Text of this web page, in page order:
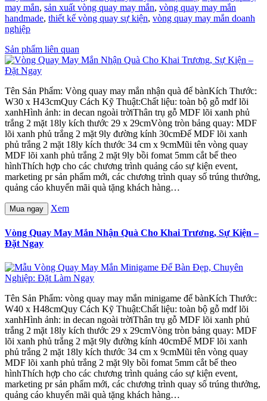
may mắn, sản xuất vòng quay may mắn, vòng quay may mắn
handmade, thiết kế vòng quay sự kiện, vòng quay may mắn doanh
nghiệp
Sản phẩm liên quan
Tên Sản Phẩm: Vòng quay may mắn nhận quà để bànKích Thước:
W30 x H43cmQuy Cách Kỹ Thuật:Chất liệu: toàn bộ gỗ mdf lõi
xanhHình ảnh: in decan ngoài trờiThân trụ gỗ MDF lõi xanh phủ
trắng 2 mặt 18ly kích thước 29 x 29cmVòng tròn bảng quay: MDF
lõi xanh phủ trắng 2 mặt 9ly đường kính 30cmĐế MDF lõi xanh
phủ trắng 2 mặt 18ly kích thước 34 cm x 9cmMũi tên vòng quay
MDF lõi xanh phủ trắng 2 mặt 9ly bồi fomat 5mm cắt bế theo
hìnhThích hợp cho các chương trình quảng cáo sự kiện event,
marketing pr sản phẩm mới, các chương trình quay số trúng thưởng,
quảng cáo khuyến mãi quà tặng khách hàng…
Mua ngay Xem
Vòng Quay May Mắn Nhận Quà Cho Khai Trương, Sự Kiện –
Đặt Ngay
Tên Sản Phẩm: vòng quay may mắn minigame để bànKích Thước:
W40 x H48cmQuy Cách Kỹ Thuật:Chất liệu: toàn bộ gỗ mdf lõi
xanhHình ảnh: in decan ngoài trờiThân trụ gỗ MDF lõi xanh phủ
trắng 2 mặt 18ly kích thước 29 x 29cmVòng tròn bảng quay: MDF
lõi xanh phủ trắng 2 mặt 9ly đường kính 40cmĐế MDF lõi xanh
phủ trắng 2 mặt 18ly kích thước 34 cm x 9cmMũi tên vòng quay
MDF lõi xanh phủ trắng 2 mặt 9ly bồi fomat 5mm cắt bế theo
hìnhThích hợp cho các chương trình quảng cáo sự kiện event,
marketing pr sản phẩm mới, các chương trình quay số trúng thưởng,
quảng cáo khuyến mãi quà tặng khách hàng…